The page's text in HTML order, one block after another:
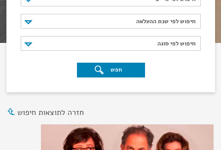
חיפוש לפי שנת ההעלאה
חיפוש לפי שנת ההעלאה
חיפוש לפי סוגה
חיפוש לפי סוגה
חפש
חזרה לתוצאות חיפוש